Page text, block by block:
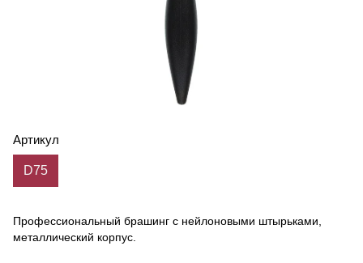
Артикул
D75
Профессиональный брашинг с нейлоновыми штырьками,
металлический корпус.